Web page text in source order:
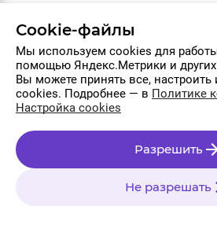
Сопровождение
Программное обеспечение
FTData
Сookie-файлы
Мы используем cookies для
помощью Яндекс.Метрики и
Вы можете принять все, настроить
cookies. Подробнее — в Политике
Настройка cookies
Разрешить
Не разрешать